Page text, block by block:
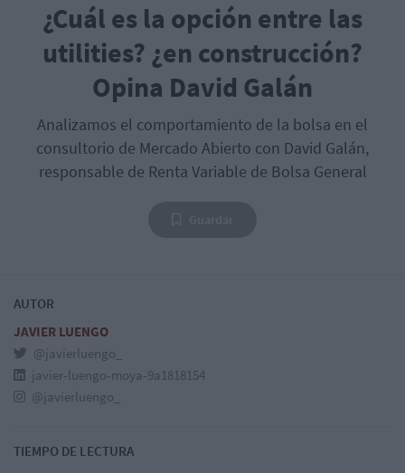
¿Cuál es la opción entre las
utilities? ¿en construcción?
Opina David Galán
Analizamos el comportamiento de la bolsa en el
consultorio de Mercado Abierto con David Galán,
responsable de Renta Variable de Bolsa General
AUTOR
JAVIER LUENGO
@javierluengo_
javier-luengo-moya-9a1818154
@javierluengo_
TIEMPO DE LECTURA